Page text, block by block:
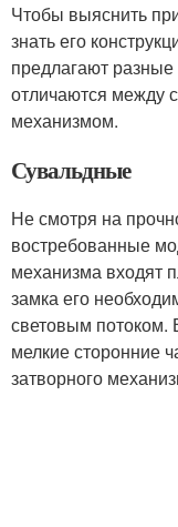
Чтобы выяснить
знать его
предлагают
отличаются между
механизмом.
Сувальдные
Не смотря на
востребованные
механизма входят
замка его
световым потоком.
мелкие сторонние
затворного